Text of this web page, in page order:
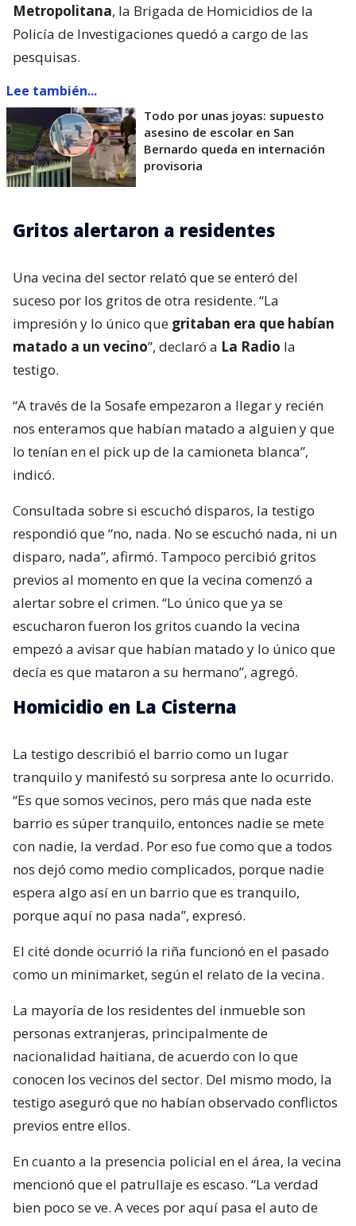
Metropolitana, la Brigada de Homicidios de la
Policía de Investigaciones quedó a cargo de las
pesquisas.
Lee también...
Todo por unas joyas: supuesto
asesino de escolar en San
Bernardo queda en internación
provisoria
Gritos alertaron a residentes
Una vecina del sector relató que se enteró del
suceso por los gritos de otra residente. “La
impresión y lo único que gritaban era que habían
matado a un vecino”, declaró a La Radio la
testigo.
“A través de la Sosafe empezaron a llegar y recién
nos enteramos que habían matado a alguien y que
lo tenían en el pick up de la camioneta blanca”,
indicó.
Consultada sobre si escuchó disparos, la testigo
respondió que “no, nada. No se escuchó nada, ni un
disparo, nada”, afirmó. Tampoco percibió gritos
previos al momento en que la vecina comenzó a
alertar sobre el crimen. “Lo único que ya se
escucharon fueron los gritos cuando la vecina
empezó a avisar que habían matado y lo único que
decía es que mataron a su hermano”, agregó.
Homicidio en La Cisterna
La testigo describió el barrio como un lugar
tranquilo y manifestó su sorpresa ante lo ocurrido.
“Es que somos vecinos, pero más que nada este
barrio es súper tranquilo, entonces nadie se mete
con nadie, la verdad. Por eso fue como que a todos
nos dejó como medio complicados, porque nadie
espera algo así en un barrio que es tranquilo,
porque aquí no pasa nada”, expresó.
El cité donde ocurrió la riña funcionó en el pasado
como un minimarket, según el relato de la vecina.
La mayoría de los residentes del inmueble son
personas extranjeras, principalmente de
nacionalidad haitiana, de acuerdo con lo que
conocen los vecinos del sector. Del mismo modo, la
testigo aseguró que no habían observado conflictos
previos entre ellos.
En cuanto a la presencia policial en el área, la vecina
mencionó que el patrullaje es escaso. “La verdad
bien poco se ve. A veces por aquí pasa el auto de